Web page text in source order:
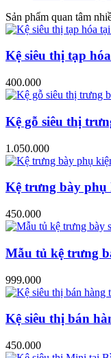
Sản phẩm quan tâm
Kệ siêu thị tạp
400.000
Kệ gỗ siêu thị
1.050.000
Kệ trưng bày phụ
450.000
Mẫu tủ kệ trưng
999.000
Kệ siêu thị bán
450.000